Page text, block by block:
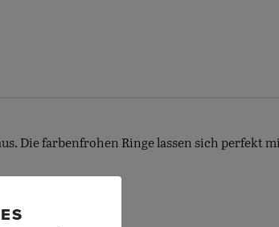
Die farbenfrohen Ringe lassen sich perfekt